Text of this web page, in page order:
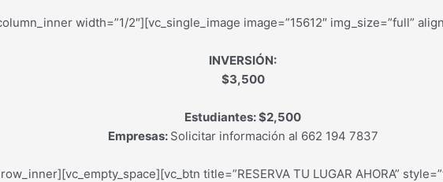
width=”1/2″][vc_single_image image=”15612″ img_size=”full”
INVERSIÓN:
$3,500
Estudiantes: $2,500
Empresas: Solicitar información al 662 194 7837
title=”RESERVA TU LUGAR AHORA”